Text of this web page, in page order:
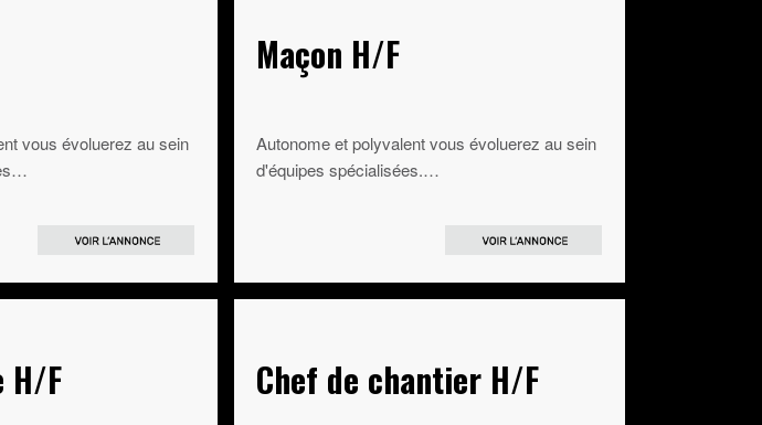
vous évoluerez au sein
Maçon H/F
Autonome et polyvalent vous évoluerez au sein
d'équipes spécialisées.…
H/F Chef de chantier H/F